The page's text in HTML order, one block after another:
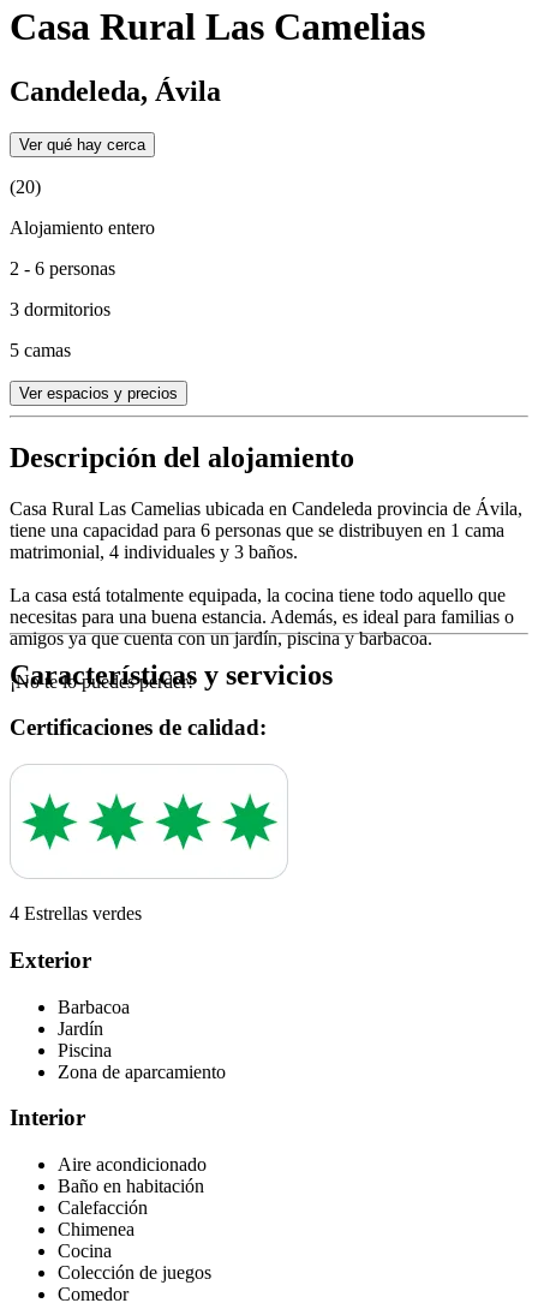
Casa Rural Las Camelias
Candeleda, Ávila
Ver qué hay cerca
(20)
Alojamiento entero
2 - 6 personas
3 dormitorios
5 camas
Ver espacios y precios
Descripción del alojamiento
Casa Rural Las Camelias ubicada en Candeleda provincia de Ávila,
tiene una capacidad para 6 personas que se distribuyen en 1 cama
matrimonial, 4 individuales y 3 baños.
La casa está totalmente equipada, la cocina tiene todo aquello que
necesitas para una buena estancia. Además, es ideal para familias o
amigos ya que cuenta con un jardín, piscina y barbacoa.
¡No te lo puedes perder!
Características y servicios
Certificaciones de calidad:
4 Estrellas verdes
Exterior
Barbacoa
Jardín
Piscina
Zona de aparcamiento
Interior
Aire acondicionado
Baño en habitación
Calefacción
Chimenea
Cocina
Colección de juegos
Comedor